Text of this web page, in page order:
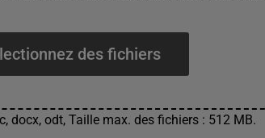
des fichiers
docx, odt, Taille max. des fichiers : 512 MB.